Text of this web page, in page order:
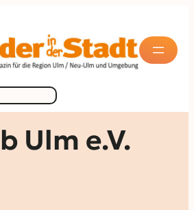
Ulm e.V.